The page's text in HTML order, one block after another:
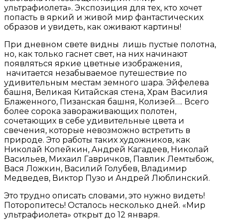
ультрафиолета». Экспозиция для тех, кто хочет
попасть в яркий и живой мир фантастических
образов и увидеть, как оживают картины!
При дневном свете видны лишь пустые полотна,
но, как только гаснет свет, на них начинают
появляться яркие цветные изображения,
начитается незабываемое путешествие по
удивительным местам земного шара. Эйфелева
башня, Великая Китайская стена, Храм Василия
Блаженного, Пизанская башня, Колизей…. Всего
более сорока завораживающих полотен,
сочетающих в себе удивительные цвета и
свечения, которые невозможно встретить в
природе. Это работы таких художников, как
Николай Копейкин, Андрей Кагадеев, Николай
Васильев, Михаил Гавричков, Павлик Лемтыбож,
Вася Ложкин, Василий Голубев, Владимир
Медведев, Виктор Пузо и Андрей Люблинский.
Это трудно описать словами, это нужно видеть!
Поторопитесь! Осталось несколько дней. «Мир
ультрафиолета» открыт до 12 января.